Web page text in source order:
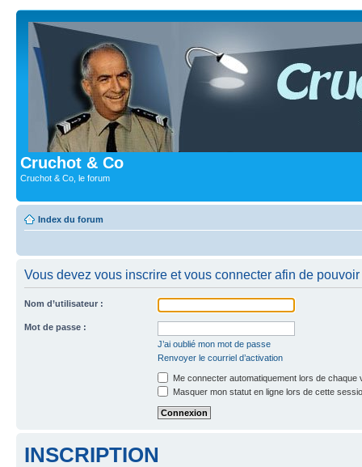
Cruchot & Co
Cruchot & Co, le forum
Index du forum
Vous devez vous inscrire et vous connecter afin de
Nom d’utilisateur :
Mot de passe :
J’ai oublié mon mot de passe
Renvoyer le courriel d’activation
Me connecter automatiquement lors de chaque
Masquer mon statut en ligne lors de cette
INSCRIPTION